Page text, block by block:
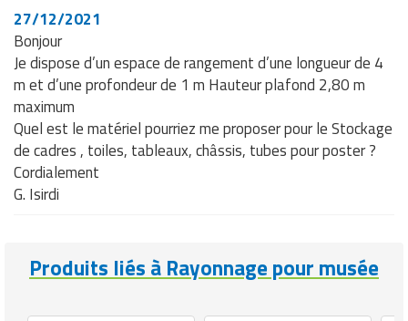
27/12/2021
Bonjour
Je dispose d’un espace de rangement d’une longueur de 4
m et d’une profondeur de 1 m Hauteur plafond 2,80 m
maximum
Quel est le matériel pourriez me proposer pour le Stockage
de cadres , toiles, tableaux, châssis, tubes pour poster ?
Cordialement
G. Isirdi
Produits liés à Rayonnage pour musée